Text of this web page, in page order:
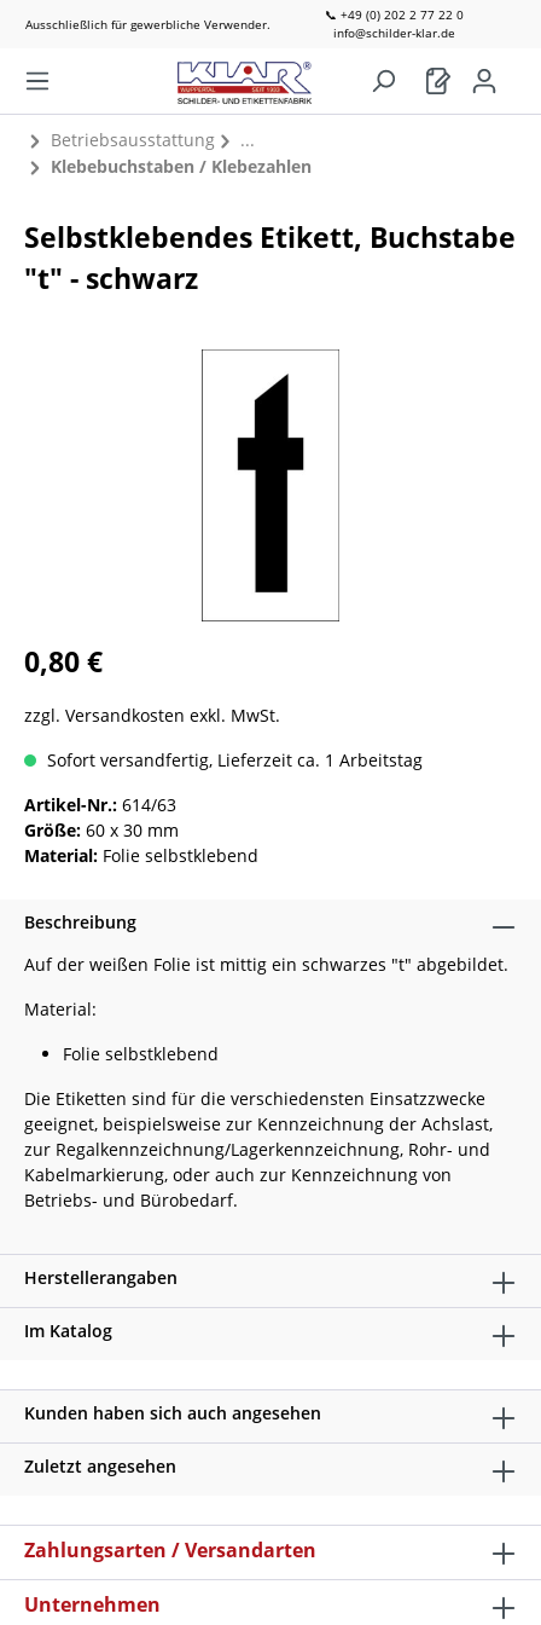
Ausschließlich für gewerbliche Verwender.
📞 +49 (0) 202 2 77 22 0
info@schilder-klar.de
Betriebsausstattung
Klebebuchstaben / Klebezahlen
Selbstklebendes Etikett, Buchstabe
"t" - schwarz
0,80 €
zzgl. Versandkosten exkl. MwSt.
Sofort versandfertig, Lieferzeit ca. 1 Arbeitstag
Artikel-Nr.: 614/63
Größe: 60 x 30 mm
Material: Folie selbstklebend
Beschreibung
Auf der weißen Folie ist mittig ein schwarzes "t" abgebildet.
Material:
Folie selbstklebend
Die Etiketten sind für die verschiedensten Einsatzzwecke
geeignet, beispielsweise zur Kennzeichnung der Achslast,
zur Regalkennzeichnung/Lagerkennzeichnung, Rohr- und
Kabelmarkierung, oder auch zur Kennzeichnung von
Betriebs- und Bürobedarf.
Herstellerangaben
Im Katalog
Kunden haben sich auch angesehen
Zuletzt angesehen
Zahlungsarten / Versandarten
Unternehmen